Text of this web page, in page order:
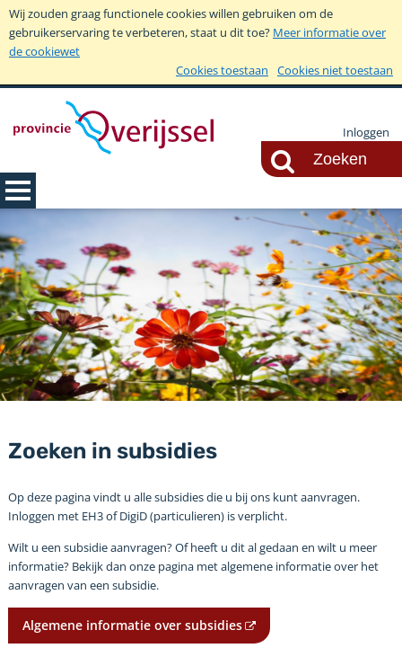
Wij zouden graag functionele cookies willen gebruiken om de
gebruikerservaring te verbeteren, staat u dit toe? Meer informatie over
de cookiewet
Cookies toestaan
Cookies niet toestaan
Inloggen
Zoeken in subsidies
Op deze pagina vindt u alle subsidies die u bij ons kunt aanvragen.
Inloggen met EH3 of DigiD (particulieren) is verplicht.
Wilt u een subsidie aanvragen? Of heeft u dit al gedaan en wilt u meer
informatie? Bekijk dan onze pagina met algemene informatie over het
aanvragen van een subsidie.
Algemene informatie over subsidies